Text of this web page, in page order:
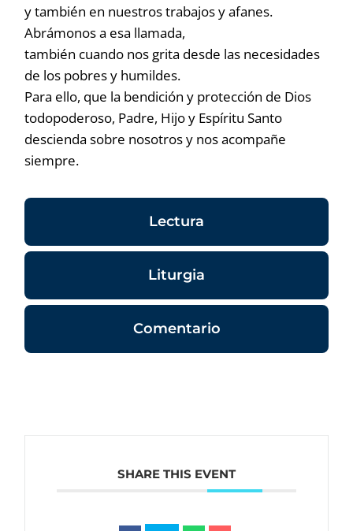
y también en nuestros trabajos y afanes.
Abrámonos a esa llamada,
también cuando nos grita desde las necesidades
de los pobres y humildes.
Para ello, que la bendición y protección de Dios
todopoderoso, Padre, Hijo y Espíritu Santo
descienda sobre nosotros y nos acompañe
siempre.
Lectura
Liturgia
Comentario
SHARE THIS EVENT